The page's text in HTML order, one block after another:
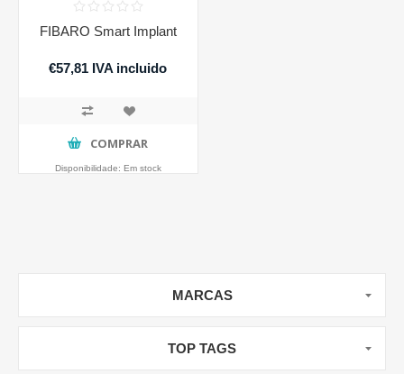
FIBARO Smart Implant
€57,81 IVA incluido
COMPRAR
Disponibilidade: Em stock
MARCAS
TOP TAGS